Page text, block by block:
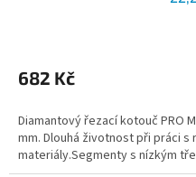
682 Kč
Diamantový řezací kotouč PRO
mm. Dlouhá životnost při práci s
materiály.Segmenty s nízkým